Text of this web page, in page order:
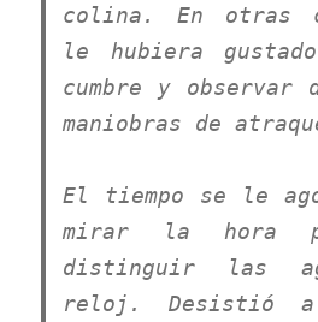
colina. En otras
le hubiera
cumbre y
maniobras de
El tiempo se le
mirar la hora
distinguir las
reloj. Desistió